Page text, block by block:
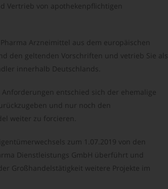
Vertrieb von apothekenpflichtigen
Arzneimittel aus dem europäischen
den geltenden Vorschriften und vetrieb Sie als
innerhalb Deutschlands.
entschied sich der ehemalige
und nur noch den
weiter zu forcieren.
zum 1.07.2019 von den
Dienstleistungs GmbH überführt und
Großhandelstätigkeit weitere Projekte im